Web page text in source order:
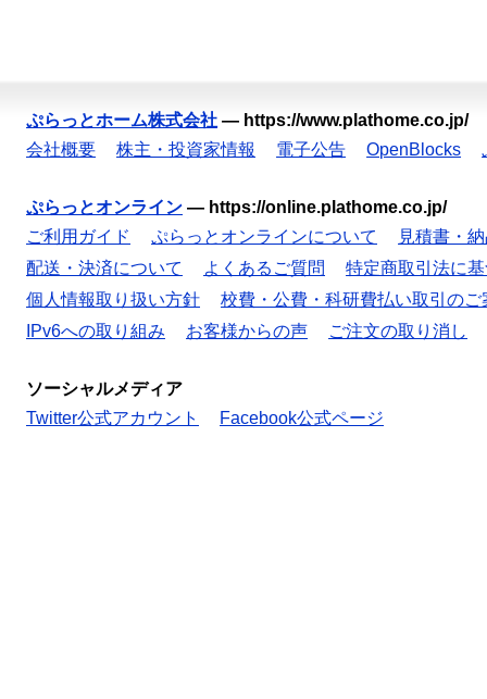
ぷらっとホーム株式会社 — https://www.plathome.co.jp/
会社概要
株主・投資家情報 電子公告 OpenBlocks
ぷらっとオンライン — https://online.plathome.co.jp/
ご利用ガイド
ぷらっとオンラインについて
見積書・
配送・決済について
よくあるご質問
特定商取引法に
個人情報取り扱い方針
校費・公費・科研費払い取引のご
IPv6への取り組み
お客様からの声 ご注文の取り消し
ソーシャルメディア
Twitter公式アカウント
Facebook公式ページ